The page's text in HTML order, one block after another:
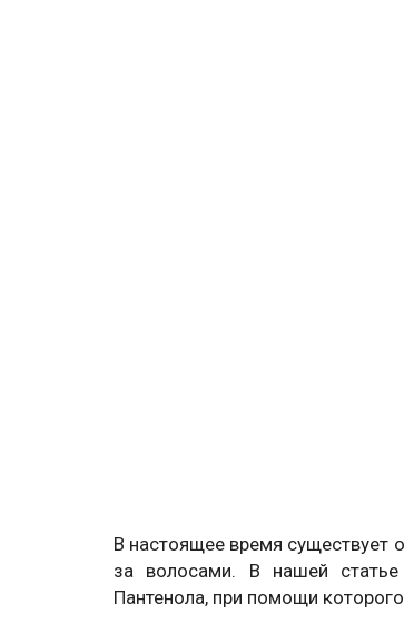
В настоящее время существует
за волосами. В нашей
Пантенола, при помощи